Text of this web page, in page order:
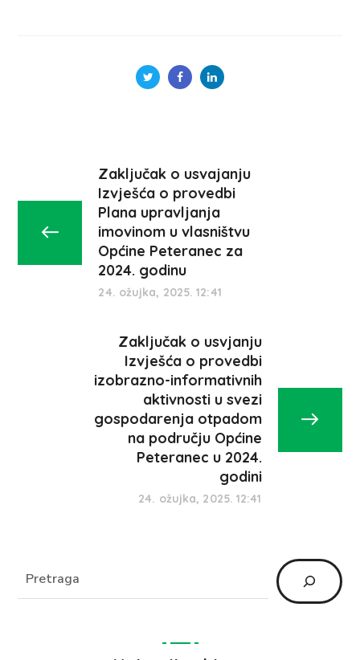
Zaključak o usvajanju
Izvješća o provedbi
Plana upravljanja
imovinom u vlasništvu
Općine Peteranec za
2024. godinu
24. ožujka, 2025. 12:41
Zaključak o usvjanju
Izvješća o provedbi
izobrazno-informativnih
aktivnosti u svezi
gospodarenja otpadom
na području Općine
Peteranec u 2024.
godini
24. ožujka, 2025. 12:41